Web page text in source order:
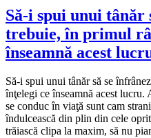
Să-i spui unui tânăr
trebuie, în primul
înseamnă acest
Să-i spui unui tânăr să se
înţelegi ce înseamnă acest lucru.
se conduc în viaţă sunt cam
îndulcească din plin din cele
trăiască clipa la maxim, să nu